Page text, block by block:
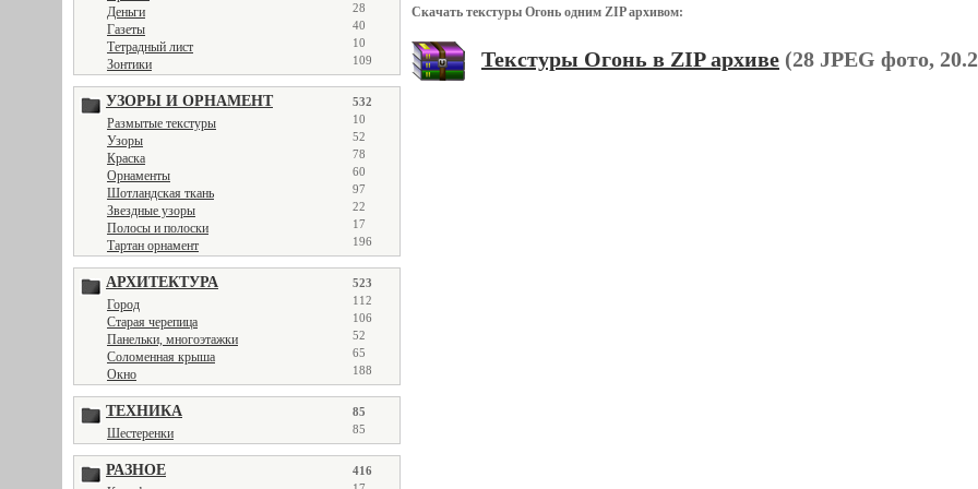
Деньги 28
Газеты 40
Тетрадный лист 10
Зонтики 109
УЗОРЫ И ОРНАМЕНТ 532
Размытые текстуры 10
Узоры 52
Краска 78
Орнаменты 60
Шотландская ткань 97
Звездные узоры 22
Полосы и полоски 17
Тартан орнамент 196
АРХИТЕКТУРА 523
Город 112
Старая черепица 106
Панельки, многоэтажки 52
Соломенная крыша 65
Окно 188
ТЕХНИКА 85
Шестеренки 85
РАЗНОЕ 416
Скачать текстуры Огонь одним ZIP архивом:
Текстуры Огонь в ZIP архиве (28 JPEG фото,